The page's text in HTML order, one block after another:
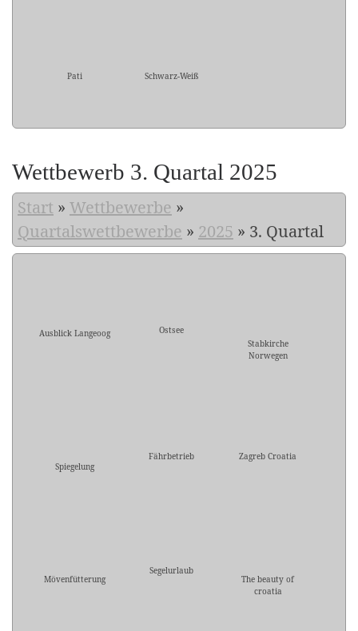
Pati Schwarz-Weiß
Wettbewerb 3. Quartal 2025
Start » Wettbewerbe »
Quartalswettbewerbe » 2025 » 3. Quartal
Ausblick Langeoog
Ostsee
Stabkirche
Norwegen
Spiegelung
Fährbetrieb Zagreb Croatia
Mövenfütterung
Segelurlaub
The beauty of
croatia